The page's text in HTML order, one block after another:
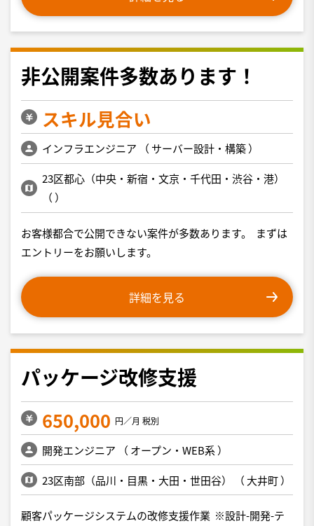
非公開案件多数あります！
スキル見合い
インフラエンジニア （ サーバー設計・構築）
23区都心（中央・新宿・文京・千代田・渋谷・港）
（ ）
お客様都合で公開できない案件が多数あります。 まずは
エントリーをお願いします。
詳細を見る
パッケージ改修支援
650,000 円／月 税別
開発エンジニア （ オープン・WEB系）
23区南部（品川・目黒・大田・世田谷） （ 大井町）
顧客パッケージシステムの改修支援作業 ※設計-開発-テ